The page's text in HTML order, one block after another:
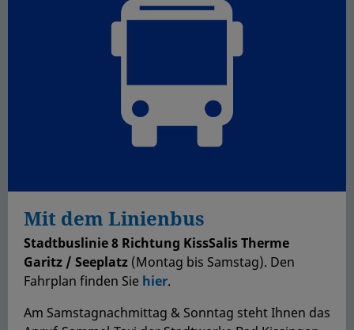
Mit dem Linienbus
Stadtbuslinie 8 Richtung KissSalis Therme
Garitz / Seeplatz (Montag bis Samstag). Den
Fahrplan finden Sie hier.
Am Samstagnachmittag & Sonntag steht Ihnen das